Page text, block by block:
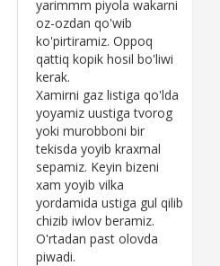
yarimmm piyola wakarni
oz-ozdan qo'wib
ko'pirtiramiz. Oppoq
qattiq kopik hosil bo'liwi
kerak.
Xamirni gaz listiga qo'lda
yoyamiz uustiga tvorog
yoki murobboni bir
tekisda yoyib kraxmal
sepamiz. Keyin bizeni
xam yoyib vilka
yordamida ustiga gul qilib
chizib iwlov beramiz.
O'rtadan past olovda
piwadi.